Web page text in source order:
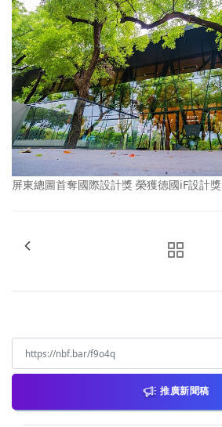
屏東總圖首奪國際設計獎 榮獲德國iF設計
推廣新聞稿